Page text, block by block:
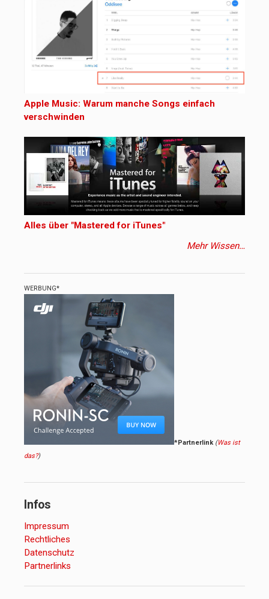
Apple Music: Warum manche Songs einfach
verschwinden
Alles über "Mastered for iTunes"
Mehr Wissen…
WERBUNG*
*Partnerlink (Was ist
das?)
Infos
Impressum
Rechtliches
Datenschutz
Partnerlinks